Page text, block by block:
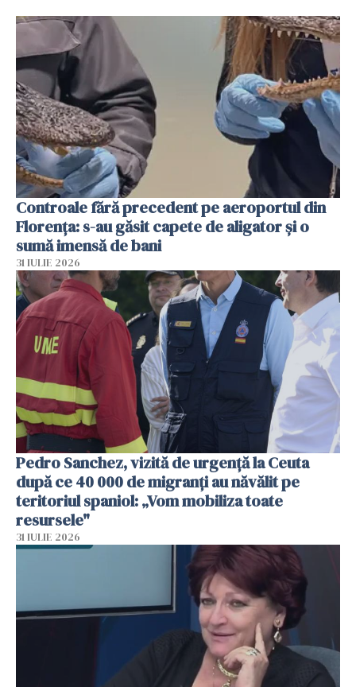
Controale fără precedent pe aeroportul din
Florența: s-au găsit capete de aligator și o
sumă imensă de bani
31 IULIE 2026
Pedro Sanchez, vizită de urgență la Ceuta
după ce 40 000 de migranți au năvălit pe
teritoriul spaniol: „Vom mobiliza toate
resursele"
31 IULIE 2026